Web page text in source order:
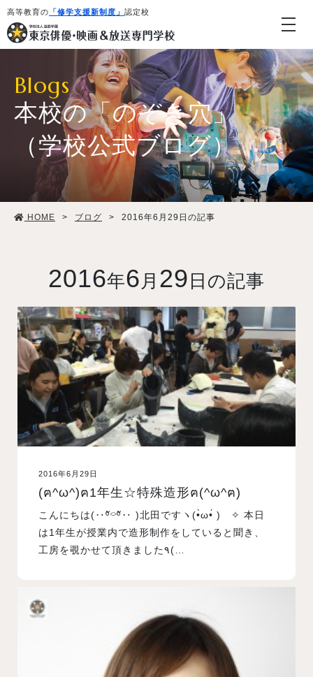
高等教育の 「修学支援新制度」 認定校
学校紹介・教育システム
学生生活
就職・デビュー
入試案内
学校情報
オープンキャンパス
訪問者別メニュー
Blogs
本校の「のぞき穴」
（学校公式ブログ）
HOME > ブログ > 2016年6月29日の記事
2016年6 月 29 日の記事
2016年6月29日
(ฅ^ω^)ฅ1年生☆特殊造形ฅ(^ω^ฅ)
こんにちは(‥ºั⌔ºั‥ )北田ですヽ(•̀ω•́ )ゝ✧ 本日
は1年生が授業内で造形制作をしていると聞き、
工房を覗かせて頂きました٩(…